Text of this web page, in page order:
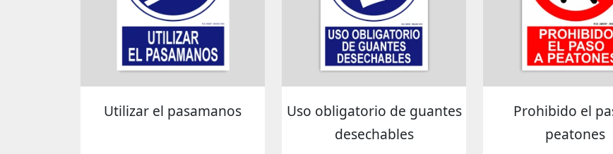
Utilizar el pasamanos
Uso obligatorio de guantes
desechables
Prohibido el
peatones